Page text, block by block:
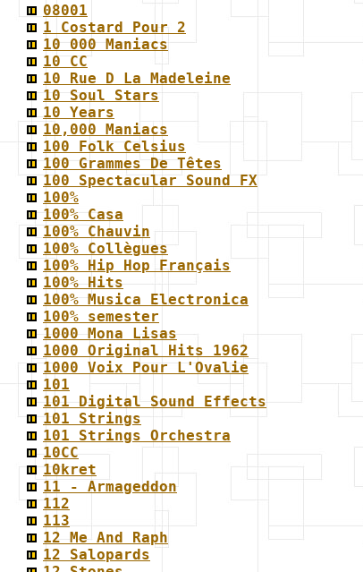
08001
1 Costard Pour 2
10 000 Maniacs
10 CC
10 Rue D La Madeleine
10 Soul Stars
10 Years
10,000 Maniacs
100 Folk Celsius
100 Grammes De Têtes
100 Spectacular Sound FX
100%
100% Casa
100% Chauvin
100% Collègues
100% Hip Hop Français
100% Hits
100% Musica Electronica
100% semester
1000 Mona Lisas
1000 Original Hits 1962
1000 Voix Pour L'Ovalie
101
101 Digital Sound Effects
101 Strings
101 Strings Orchestra
10CC
10kret
11 - Armageddon
112
113
12 Me And Raph
12 Salopards